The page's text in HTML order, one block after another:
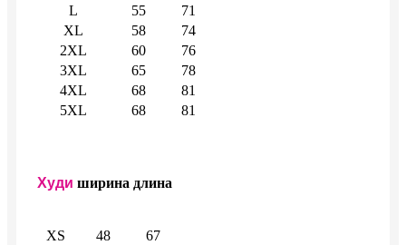
L
55
71
XL
58
74
2XL
60
76
3XL
65
78
4XL
68
81
5XL
68 81
Худи ширина длина
XS 48
67